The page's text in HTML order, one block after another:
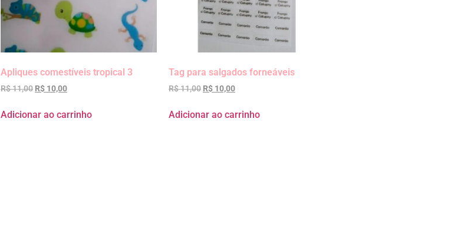
Apliques comestíveis tropical 3
R$11,00 R$ 10,00
Adicionar ao carrinho
Tag para salgados forneáveis
R$11,00 R$ 10,00
Adicionar ao carrinho